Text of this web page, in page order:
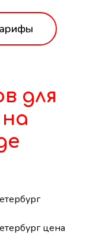
для
цена